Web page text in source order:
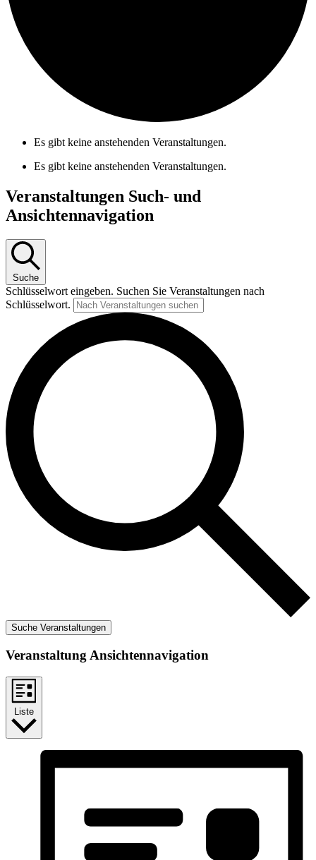
Es gibt keine anstehenden Veranstaltungen.
Es gibt keine anstehenden Veranstaltungen.
Veranstaltungen Such- und
Ansichtennavigation
Suche
Schlüsselwort eingeben. Suchen Sie Veranstaltungen nach
Schlüsselwort.
Suche Veranstaltungen
Veranstaltung Ansichtennavigation
Liste